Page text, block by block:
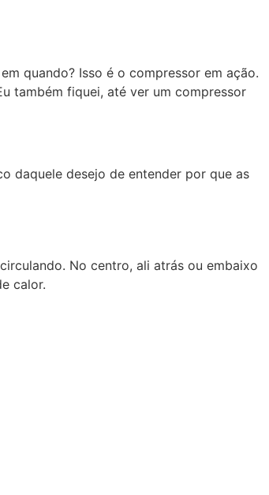
quando? Isso é o compressor em ação.
também fiquei, até ver um compressor
daquele desejo de entender por que as
No centro, ali atrás ou embaixo
calor.